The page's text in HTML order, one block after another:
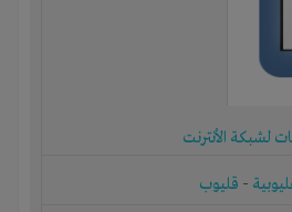
لشبكة الأنترنت
- قليوب